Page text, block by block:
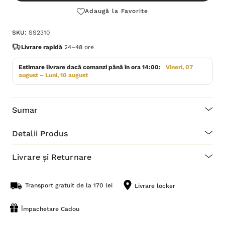
Adaugă la Favorite
SKU: SS2310
Livrare rapidă 24–48 ore
Estimare livrare dacă comanzi până în ora 14:00:
Vineri, 07
august – Luni, 10 august
Sumar
Detalii Produs
Livrare și Returnare
Transport gratuit de la 170 lei Livrare locker
Împachetare Cadou